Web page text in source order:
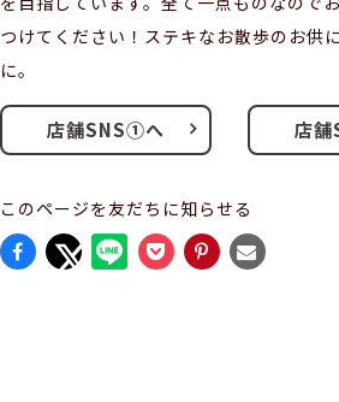
つけてください！ステキなお散歩のお供
に。
店舗SNS①へ 店
このページを友だちに知らせる